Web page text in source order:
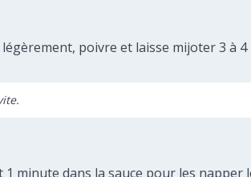
poivre et laisse mijoter 3 à
minute dans la sauce pour les napper